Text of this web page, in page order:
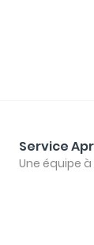
Service
Une équipe